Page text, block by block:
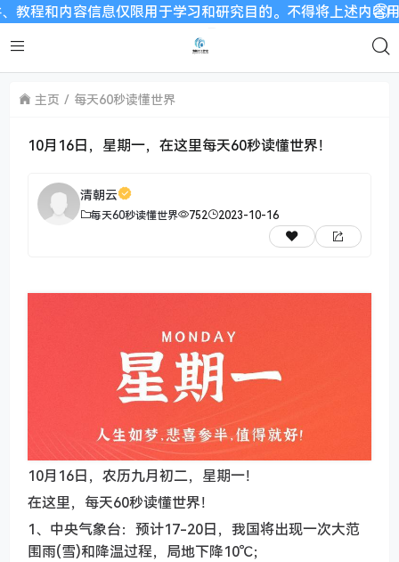
和内容信息仅限用于学习和研究目的。不得将上述内容用
主页 每天60秒读懂世界
10月16日，星期一，在这里每天60秒读懂世界！
清朝云
每天60秒读懂世界 752 2023-10-16
10月16日，农历九月初二，星期一！
在这里，每天60秒读懂世界！
1、中央气象台：预计17-20日，我国将出现一次大范
围雨(雪)和降温过程，局地下降10℃；